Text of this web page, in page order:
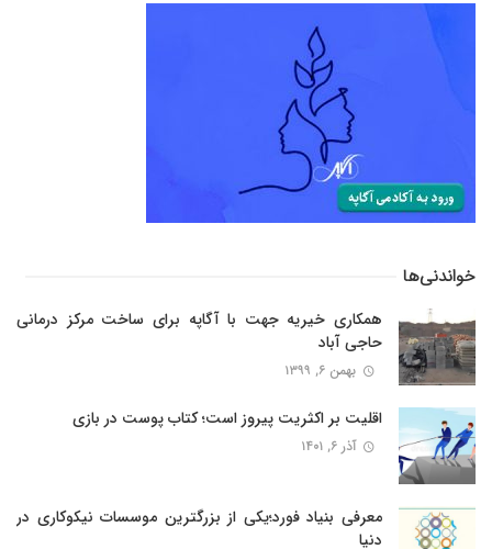
خواندنی‌ها
همکاری خیریه جهت با آگاپه برای ساخت مرکز درمانی
حاجی آباد
بهمن ۶, ۱۳۹۹
اقلیت بر اکثریت پیروز است؛ کتاب پوست در بازی
آذر ۶, ۱۴۰۱
معرفی بنیاد فورد؛یکی از بزرگترین موسسات نیکوکاری در
دنیا